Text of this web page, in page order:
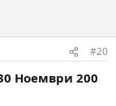
#20
Ноември 200